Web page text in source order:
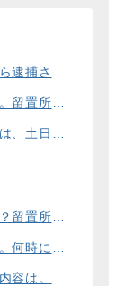
できますか？
の書き方は？
できる人数は。
行為、手術は。
食事の様子は？
けないの？